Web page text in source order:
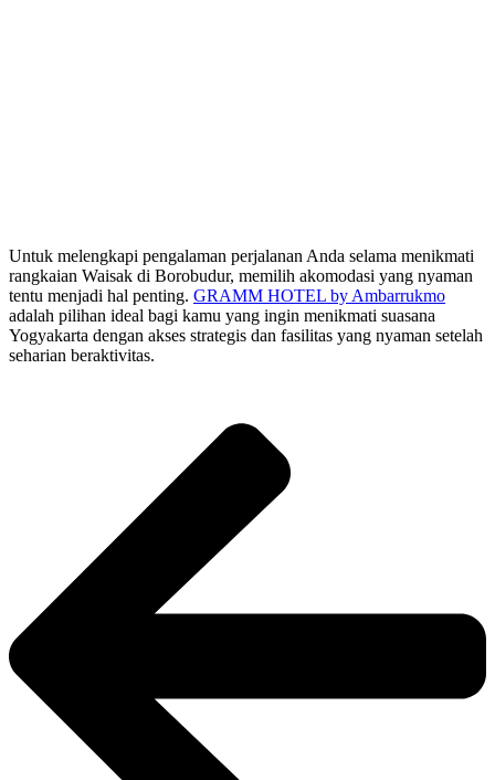
Untuk melengkapi pengalaman perjalanan Anda selama menikmati
rangkaian Waisak di Borobudur, memilih akomodasi yang nyaman
tentu menjadi hal penting. GRAMM HOTEL by Ambarrukmo
adalah pilihan ideal bagi kamu yang ingin menikmati suasana
Yogyakarta dengan akses strategis dan fasilitas yang nyaman setelah
seharian beraktivitas.